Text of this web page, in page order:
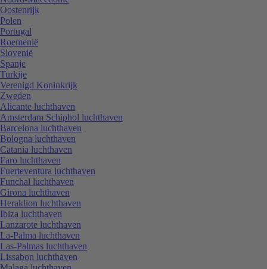
Oostenrijk
Polen
Portugal
Roemenië
Slovenië
Spanje
Turkije
Verenigd Koninkrijk
Zweden
Alicante luchthaven
Amsterdam Schiphol luchthaven
Barcelona luchthaven
Bologna luchthaven
Catania luchthaven
Faro luchthaven
Fuerteventura luchthaven
Funchal luchthaven
Girona luchthaven
Heraklion luchthaven
Ibiza luchthaven
Lanzarote luchthaven
La-Palma luchthaven
Las-Palmas luchthaven
Lissabon luchthaven